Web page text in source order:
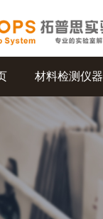
材料检测仪器